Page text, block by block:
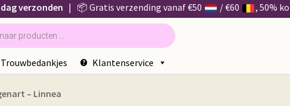
verzonden | 📦 Gratis verzending vanaf €50 / €60
, 50%
Trouwbedankjes Klantenservice
– Linnea